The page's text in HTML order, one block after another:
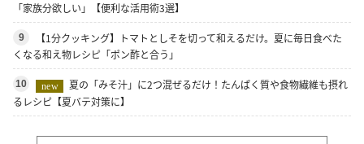
「家族分欲しい」【便利な活用術3選】
9
【1分クッキング】トマトとしそを切って和えるだけ。夏に毎日食べた
くなる和え物レシピ「ポン酢と合う」
10 new
夏の「みそ汁」に2つ混ぜるだけ！たんぱく質や食物繊維も摂れ
るレシピ【夏バテ対策に】